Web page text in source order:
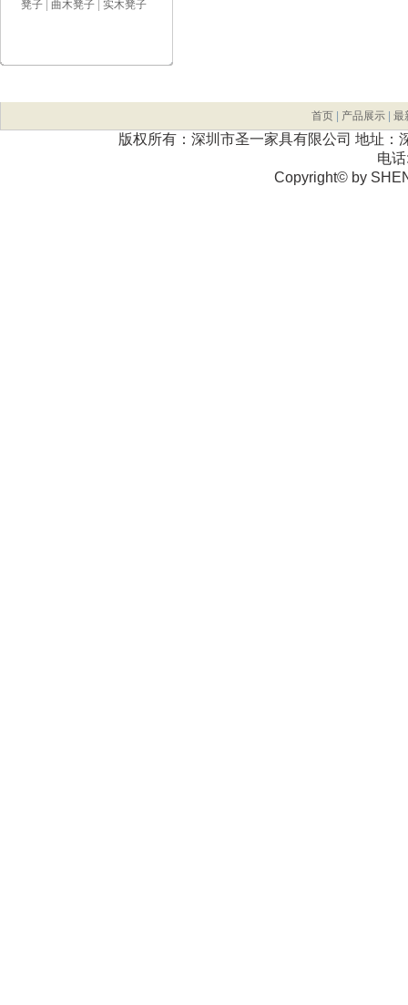
凳子 曲木凳子 实木凳子
首页 | 产品展示 | 最
版权所有：深圳市圣一家具有限公司 地址
电
Copyright© by